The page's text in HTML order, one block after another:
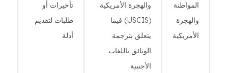
المواطنة
والهجرة
الأمريكية
والهجرة الأمريكية
(USCIS) فيما
يتعلق بترجمة
الوثائق باللغات
الأجنبية
تأخيرات أو
طلبات لتقديم
أدلة